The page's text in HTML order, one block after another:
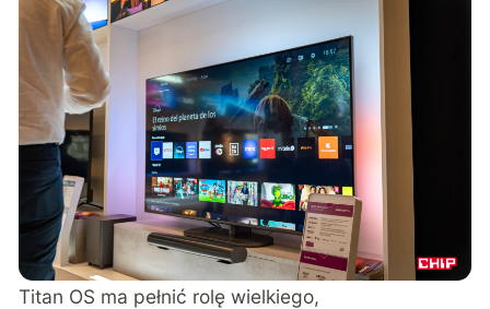
Titan OS ma pełnić rolę wielkiego,